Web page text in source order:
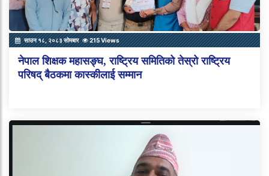
साउन १८, २०८३ सोमबार 215 Views
नेपाल शिक्षक महासङ्घ, राष्ट्रिय समितिको तेस्रो राष्ट्रिय
परिषद् बैठकमा कास्कीलाई सम्मान